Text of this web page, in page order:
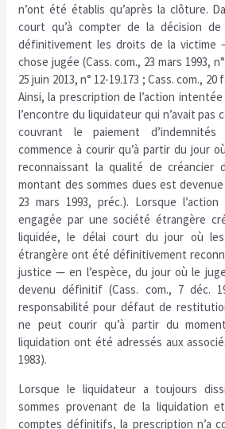
n’ont été établis qu’après la clôture.
court qu’à compter de la décision de
définitivement les droits de la victime
chose jugée (Cass. com., 23 mars 1993,
25 juin 2013, n° 12-19.173 ; Cass. com., 20
Ainsi, la prescription de l’action
l’encontre du liquidateur qui n’avait pas
couvrant le paiement
commence à courir qu’à partir du jour
reconnaissant la qualité de
montant des sommes dues est
23 mars 1993, préc.). Lorsque
engagée par une société étrangère
liquidée, le délai court du jour où
étrangère ont été définitivement
justice — en l’espèce, du jour où le
devenu définitif (Cass. com., 7 déc.
responsabilité pour défaut de
ne peut courir qu’à partir du
liquidation ont été adressés aux
1983).
Lorsque le liquidateur a toujours
sommes provenant de la liquidation
comptes définitifs, la prescription n’a